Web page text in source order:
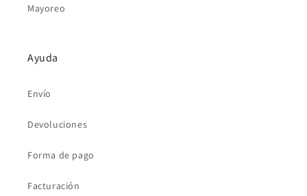
Mayoreo
Ayuda
Envío
Devoluciones
Forma de pago
Facturación